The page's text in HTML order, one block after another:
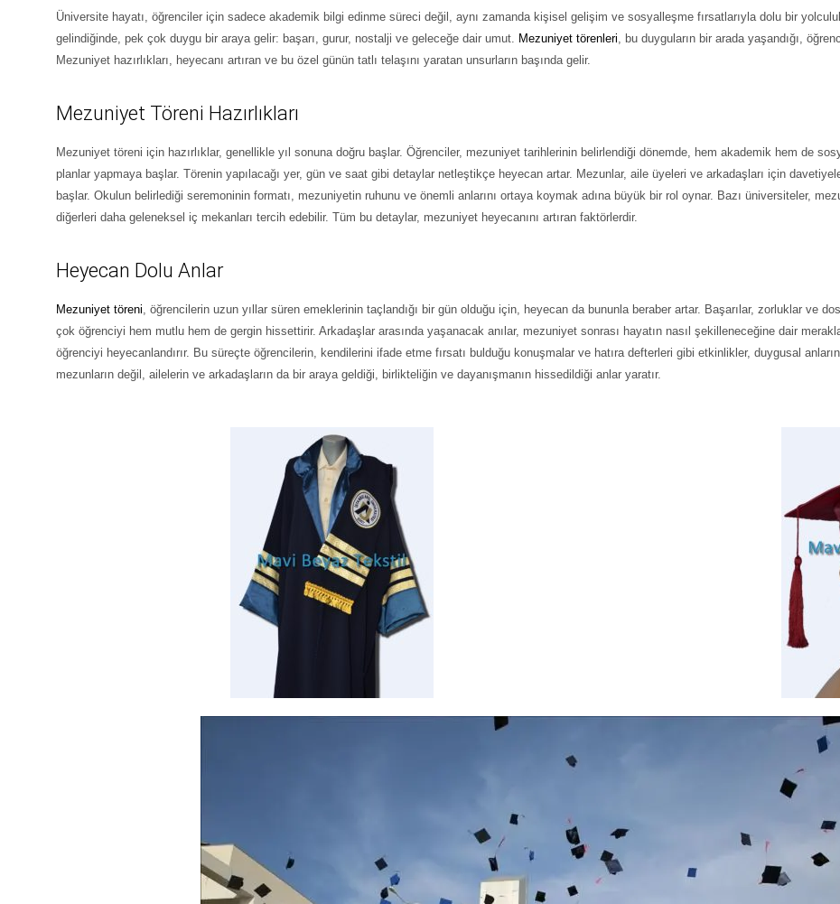
Üniversite hayatı, öğrenciler için sadece akademik bilgi edinme süreci değil, aynı zamanda kişisel gelişim ve sosyalleşme fırsatlarıyla dolu bir
gelindiğinde, pek çok duygu bir araya gelir: başarı, gurur, nostalji ve geleceğe dair umut. Mezuniyet törenleri, bu duyguların bir arada yaşandığı,
Mezuniyet hazırlıkları, heyecanı artıran ve bu özel günün tatlı telaşını yaratan unsurların başında gelir.
Mezuniyet Töreni Hazırlıkları
Mezuniyet töreni için hazırlıklar, genellikle yıl sonuna doğru başlar. Öğrenciler, mezuniyet tarihlerinin belirlendiği dönemde, hem akademik hem de
planlar yapmaya başlar. Törenin yapılacağı yer, gün ve saat gibi detaylar netleştikçe heyecan artar. Mezunlar, aile üyeleri ve arkadaşları için
başlar. Okulun belirlediği seremoninin formatı, mezuniyetin ruhunu ve önemli anlarını ortaya koymak adına büyük bir rol oynar. Bazı üniversiteler,
diğerleri daha geleneksel iç mekanları tercih edebilir. Tüm bu detaylar, mezuniyet heyecanını artıran faktörlerdir.
Heyecan Dolu Anlar
Mezuniyet töreni, öğrencilerin uzun yıllar süren emeklerinin taçlandığı bir gün olduğu için, heyecan da bununla beraber artar. Başarılar, zorluklar ve
çok öğrenciyi hem mutlu hem de gergin hissettirir. Arkadaşlar arasında yaşanacak anılar, mezuniyet sonrası hayatın nasıl şekilleneceğine dair
öğrenciyi heyecanlandırır. Bu süreçte öğrencilerin, kendilerini ifade etme fırsatı bulduğu konuşmalar ve hatıra defterleri gibi etkinlikler, duygusal
mezunların değil, ailelerin ve arkadaşların da bir araya geldiği, birlikteliğin ve dayanışmanın hissedildiği anlar yaratır.